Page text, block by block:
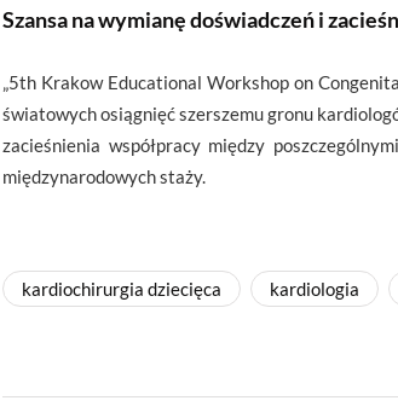
Szansa na wymianę doświadczeń i
„5th Krakow Educational Workshop on
światowych osiągnięć szerszemu gronu
zacieśnienia współpracy między
międzynarodowych staży.
kardiochirurgia dziecięca kardiologia